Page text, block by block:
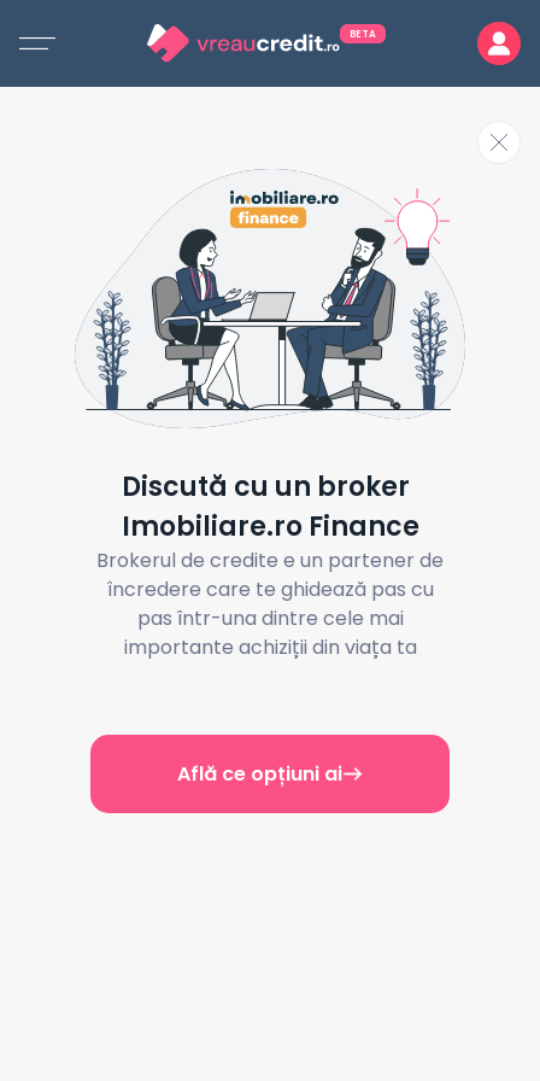
BETA
Discută cu un broker
Imobiliare.ro Finance
Brokerul de credite e un partener de
încredere care te ghidează pas cu
pas într-una dintre cele mai
importante achiziții din viața ta
Află ce opțiuni ai